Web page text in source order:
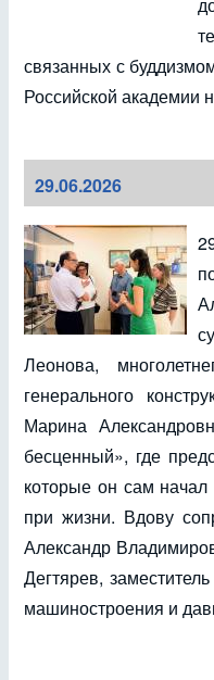
связанных с
Российской академии
29.06.2026
Леонова,
генерального
Марина
бесценный», где
которые он сам
при жизни. Вдову
Александр
Дегтярев,
машиностроения и